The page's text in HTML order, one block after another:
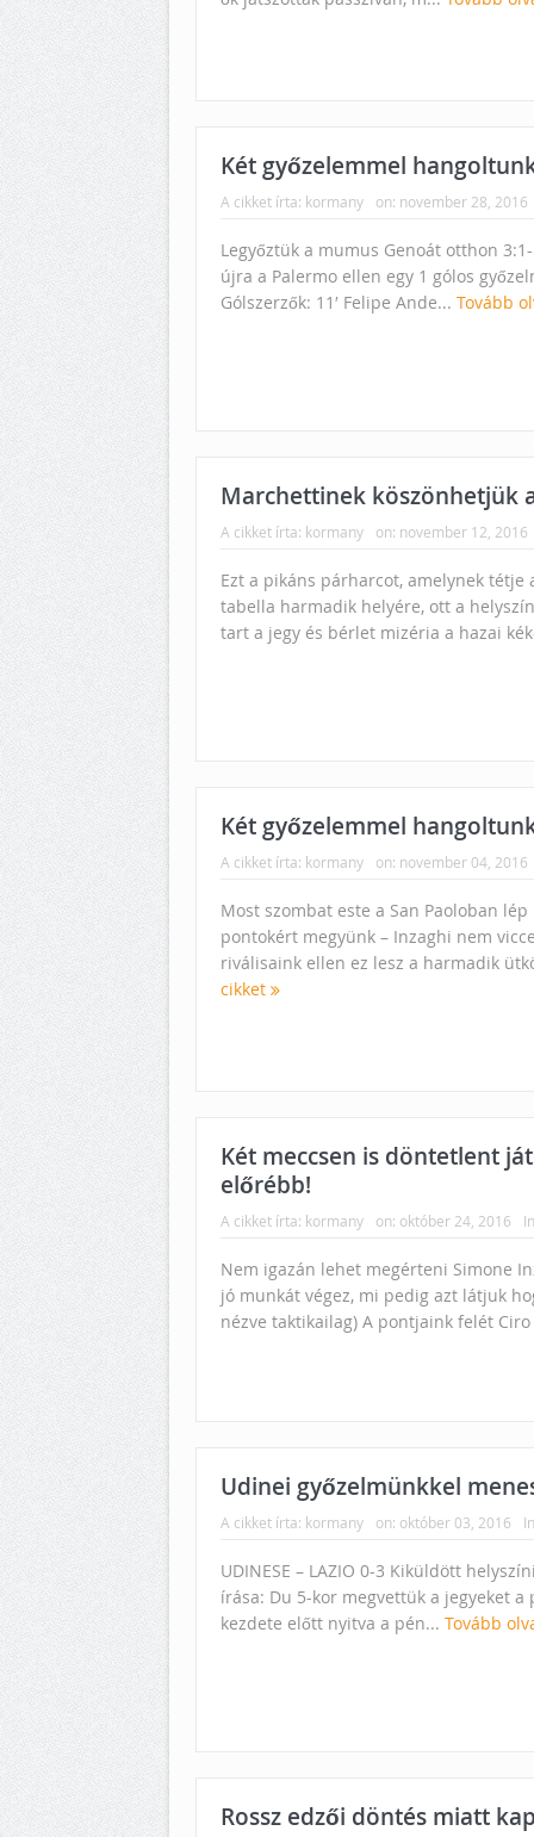
Két győzelemmel
A cikket írta: kormany on: november 28, 2016
Legyőztük a mumus Genoát otthon
újra a Palermo ellen egy 1 gólos
Gólszerzők: 11′ Felipe Ande... Tovább
Marchettinek köszönhetjük
A cikket írta: kormany on: november 12, 2016
Ezt a pikáns párharcot, amelynek tétje
tabella harmadik helyére, ott a
tart a jegy és bérlet mizéria a hazai
Két győzelemmel
A cikket írta: kormany on: november 04, 2016
Most szombat este a San Paoloban
pontokért megyünk – Inzaghi nem
riválisaink ellen ez lesz a harmadik
cikket
Két meccsen is döntetlent
előrébb!
A cikket írta: kormany on: október 24, 2016
Nem igazán lehet megérteni Simone
jó munkát végez, mi pedig azt látjuk
nézve taktikailag) A pontjaink felét
Udinei győzelmünkkel
A cikket írta: kormany on: október 03, 2016
UDINESE – LAZIO 0-3 Kiküldött
írása: Du 5-kor megvettük a jegyeket
kezdete előtt nyitva a pén... Tovább
Rossz edzői döntés miatt